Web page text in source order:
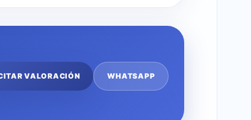
VALORACIÓN WHATSAPP